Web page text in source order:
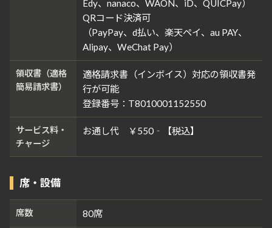
Edy、nanaco、WAON、iD、QUICPay）
QRコード決済可
（PayPay、d払い、楽天ペイ、au PAY、
Alipay、WeChat Pay）
領収書（適格
簡易請求書）
適格請求書（インボイス）対応の領収書発
行が可能
登録番号：T8010001152550
サービス料・
チャージ
お通し代 ￥550‐【税込】
席・設備
席数 80席